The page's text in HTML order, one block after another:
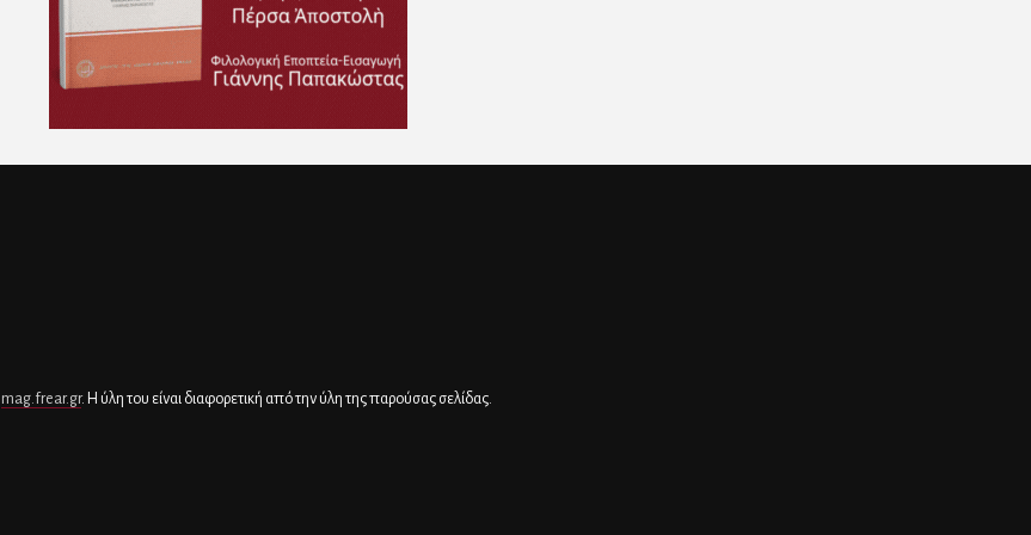
mag.frear.gr. Η ύλη του είναι διαφορετική από την ύλη της παρούσας σελίδας.